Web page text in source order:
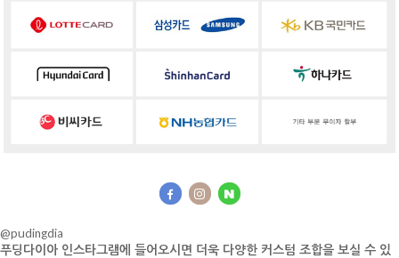
@pudingdia
푸딩다이아 인스타그램에 들어오시면 더욱 다양한 커스텀 조합을 보실 수 있